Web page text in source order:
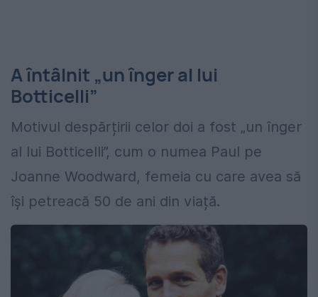
A întâlnit „un înger al lui
Botticelli”
Motivul despărțirii celor doi a fost „un înger
al lui Botticelli”, cum o numea Paul pe
Joanne Woodward, femeia cu care avea să
își petreacă 50 de ani din viață.